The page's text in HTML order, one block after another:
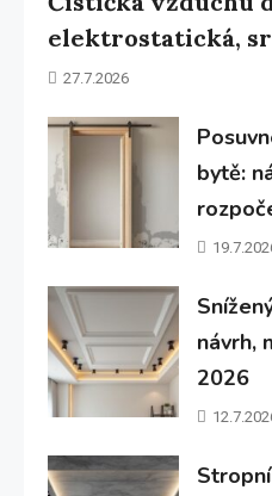
elektrostatická,
27.7.2026
bytě:
návrh,
2026